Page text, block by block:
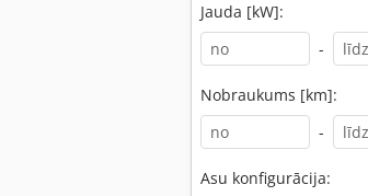
Jauda [kW]:
-
Nobraukums [km]:
-
Asu konfigurācija: